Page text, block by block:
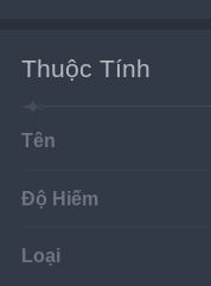
Thuộc Tính
Tên
Độ Hiếm
Loại